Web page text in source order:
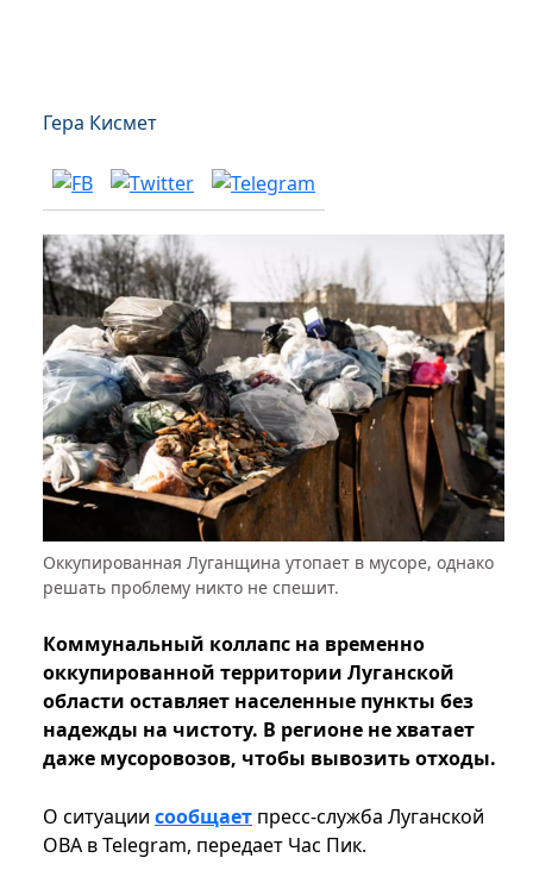
Гера Кисмет
Оккупированная Луганщина утопает в мусоре, однако
решать проблему никто не спешит.
Коммунальный коллапс на временно
оккупированной территории Луганской
области оставляет населенные пункты без
надежды на чистоту. В регионе не хватает
даже мусоровозов, чтобы вывозить отходы.
О ситуации сообщает пресс-служба Луганской
ОВА в Telegram, передает Час Пик.